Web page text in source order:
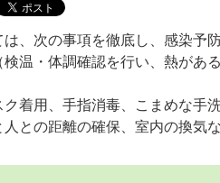
、次の事項を徹底し、感染予
検温・体調確認を行い、熱があ
ク着用、手指消毒、こまめな手洗
人との距離の確保、室内の換気な